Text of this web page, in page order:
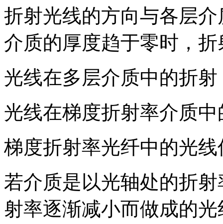
折射光线的方向与各层
介质的厚度趋于零时，
光线在多层介质中的折射
光线在梯度折射率介质中
梯度折射率光纤中的光线
若介质是以光轴处的折
射率逐渐减小而做成的